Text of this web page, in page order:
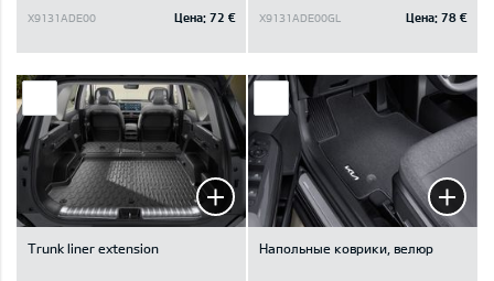
X9131ADE00 Цена: 72 € X9131ADE00GL Цена: 78 €
Trunk liner extension Напольные коврики, велюр